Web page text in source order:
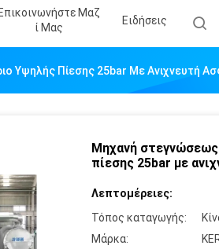
Επικοινωνήστε Μαζ
Ί Μας
Ειδήσεις
Υψηλής Πίεσης 25bar Με Ανιχνευτή
Μηχανή στεγνώσεως
πίεσης 25bar με
Λεπτομέρειες:
Τόπος καταγωγής:
Μάρκα: